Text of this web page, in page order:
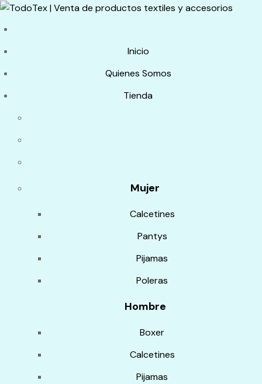
Inicio
Quienes Somos
Tienda
Mujer
Calcetines
Pantys
Pijamas
Poleras
Hombre
Boxer
Calcetines
Pijamas